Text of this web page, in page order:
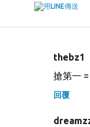
thebz1
搶第一 =
回覆